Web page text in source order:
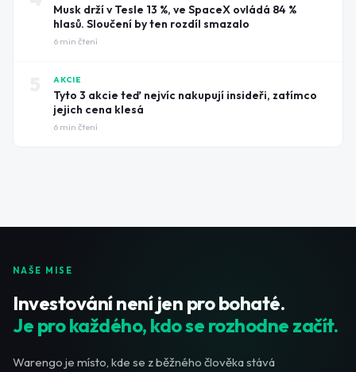
Musk drží v Tesle 13 %, ve SpaceX ovládá 84 %
hlasů. Sloučení by ten rozdíl smazalo
6 min čtení
AKCIE
Tyto 3 akcie teď nejvíc nakupují insideři, zatímco
jejich cena klesá
6 min čtení
NAŠE MISE
Investování není jen pro bohaté.
Je pro každého, kdo se rozhodne začít.
Warengo je místo, kde se z běžného člověka stává